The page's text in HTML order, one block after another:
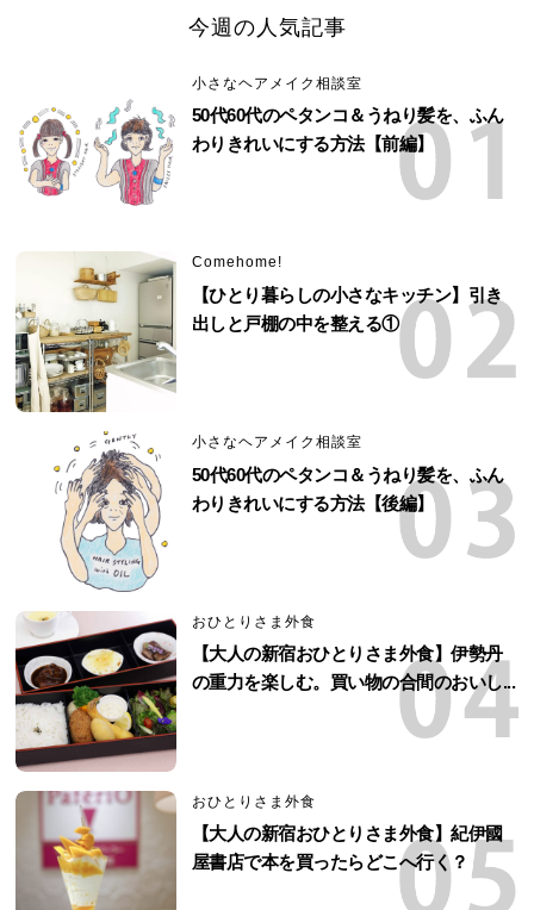
今週の人気記事
小さなヘアメイク相談室
50代60代のペタンコ＆うねり髪を、ふん
わりきれいにする方法【前編】
Comehome!
【ひとり暮らしの小さなキッチン】引き
出しと戸棚の中を整える①
小さなヘアメイク相談室
50代60代のペタンコ＆うねり髪を、ふん
わりきれいにする方法【後編】
おひとりさま外食
【大人の新宿おひとりさま外食】伊勢丹
の重力を楽しむ。買い物の合間のおいし...
おひとりさま外食
【大人の新宿おひとりさま外食】紀伊國
屋書店で本を買ったらどこへ行く？